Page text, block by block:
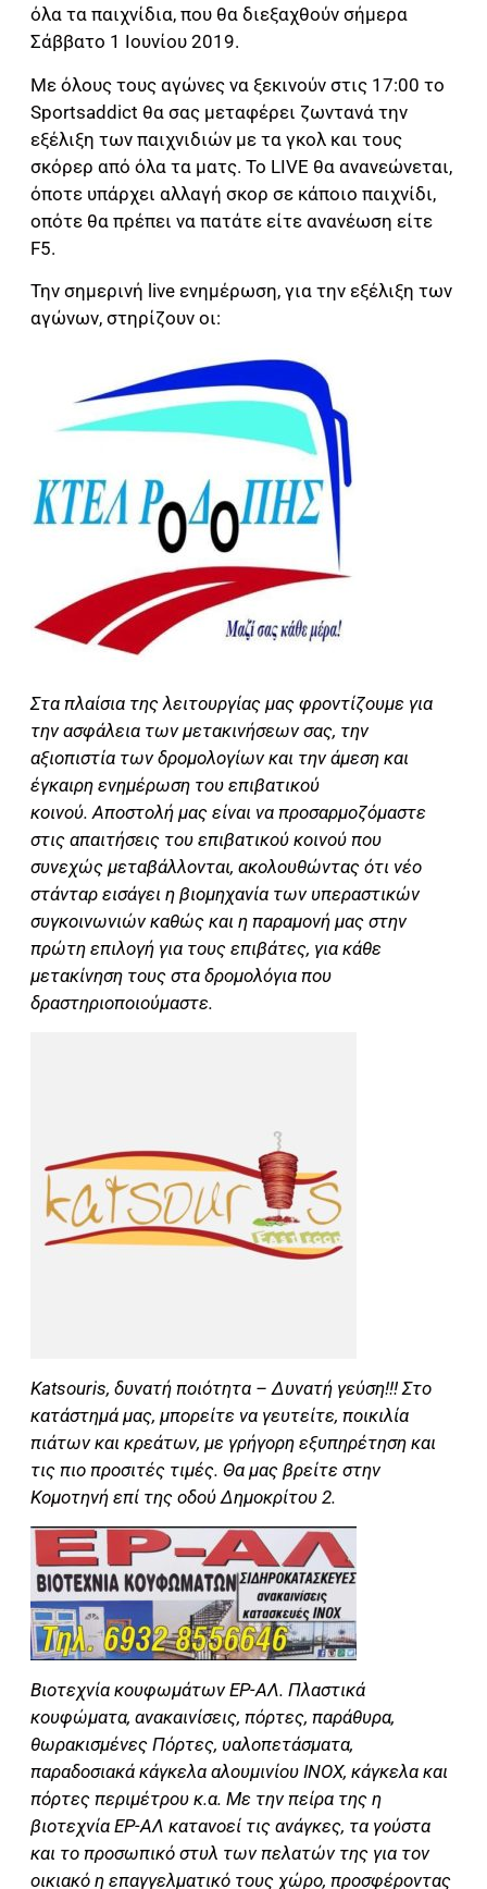
όλα τα παιχνίδια, που θα διεξαχθούν σήμερα
Σάββατο 1 Ιουνίου 2019.
Με όλους τους αγώνες να ξεκινούν στις 17:00 το
Sportsaddict θα σας μεταφέρει ζωντανά την
εξέλιξη των παιχνιδιών με τα γκολ και τους
σκόρερ από όλα τα ματς. Το LIVE θα ανανεώνεται,
όποτε υπάρχει αλλαγή σκορ σε κάποιο παιχνίδι,
οπότε θα πρέπει να πατάτε είτε ανανέωση είτε
F5.
Την σημερινή live ενημέρωση, για την εξέλιξη των
αγώνων, στηρίζουν οι:
Στα πλαίσια της λειτουργίας μας φροντίζουμε για
την ασφάλεια των μετακινήσεων σας, την
αξιοπιστία των δρομολογίων και την άμεση και
έγκαιρη ενημέρωση του επιβατικού
κοινού. Αποστολή μας είναι να προσαρμοζόμαστε
στις απαιτήσεις του επιβατικού κοινού που
συνεχώς μεταβάλλονται, ακολουθώντας ότι νέο
στάνταρ εισάγει η βιομηχανία των υπεραστικών
συγκοινωνιών καθώς και η παραμονή μας στην
πρώτη επιλογή για τους επιβάτες, για κάθε
μετακίνηση τους στα δρομολόγια που
δραστηριοποιούμαστε.
Katsouris, δυνατή ποιότητα – Δυνατή γεύση!!! Στο
κατάστημά μας, μπορείτε να γευτείτε, ποικιλία
πιάτων και κρεάτων, με γρήγορη εξυπηρέτηση και
τις πιο προσιτές τιμές. Θα μας βρείτε στην
Κομοτηνή επί της οδού Δημοκρίτου 2.
Βιοτεχνία κουφωμάτων ΕΡ-ΑΛ. Πλαστικά
κουφώματα, ανακαινίσεις, πόρτες, παράθυρα,
θωρακισμένες Πόρτες, υαλοπετάσματα,
παραδοσιακά κάγκελα αλουμινίου INOX, κάγκελα και
πόρτες περιμέτρου κ.α. Με την πείρα της η
βιοτεχνία ΕΡ-ΑΛ κατανοεί τις ανάγκες, τα γούστα
και το προσωπικό στυλ των πελατών της για τον
οικιακό η επαγγελματικό τους χώρο, προσφέροντας